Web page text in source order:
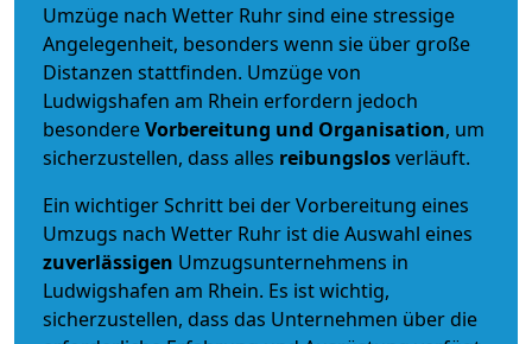
Umzüge nach Wetter Ruhr sind eine stressige
Angelegenheit, besonders wenn sie über große
Distanzen stattfinden. Umzüge von
Ludwigshafen am Rhein erfordern jedoch
besondereVorbereitung und Organisation, um
sicherzustellen, dass alles reibungslosverläuft.
Ein wichtiger Schritt bei der Vorbereitung eines
Umzugs nach Wetter Ruhr ist die Auswahl eines
zuverlässigen Umzugsunternehmens in
Ludwigshafen am Rhein. Es ist wichtig,
sicherzustellen, dass das Unternehmen über die